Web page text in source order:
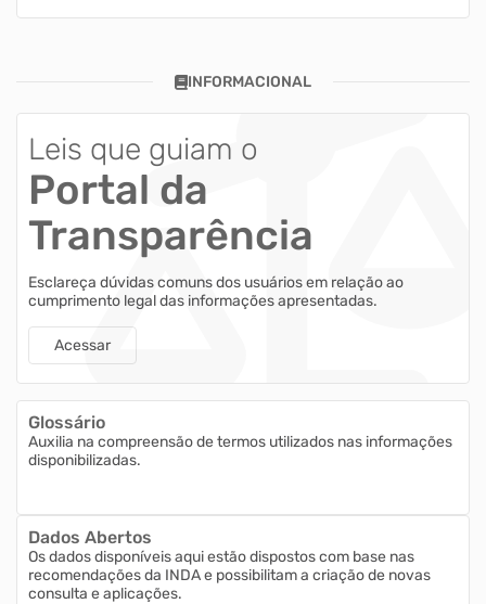
INFORMACIONAL
Leis que guiam o
Portal da
Transparência
Esclareça dúvidas comuns dos usuários em relação ao
cumprimento legal das informações apresentadas.
Acessar
Glossário
Auxilia na compreensão de termos utilizados nas informações
disponibilizadas.
Dados Abertos
Os dados disponíveis aqui estão dispostos com base nas
recomendações da INDA e possibilitam a criação de novas
consulta e aplicações.